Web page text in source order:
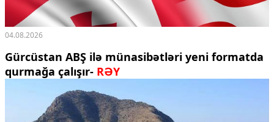
04.08.2026
Gürcüstan ABŞ ilə münasibətləri yeni formatda
qurmağa çalışır- RƏY